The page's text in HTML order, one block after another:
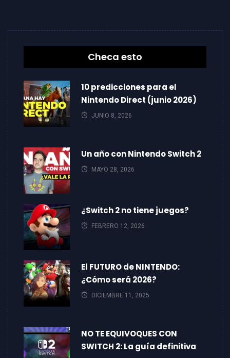
Checa esto
10 predicciones para el
Nintendo Direct (junio 2026)
JUNIO 8, 2026
Un año con Nintendo Switch 2
MAYO 28, 2026
¿Switch 2 no tiene juegos?
FEBRERO 12, 2026
El FUTURO de NINTENDO:
¿Cómo será 2026?
DICIEMBRE 11, 2025
NO TE EQUIVOQUES CON
SWITCH 2: La guía definitiva